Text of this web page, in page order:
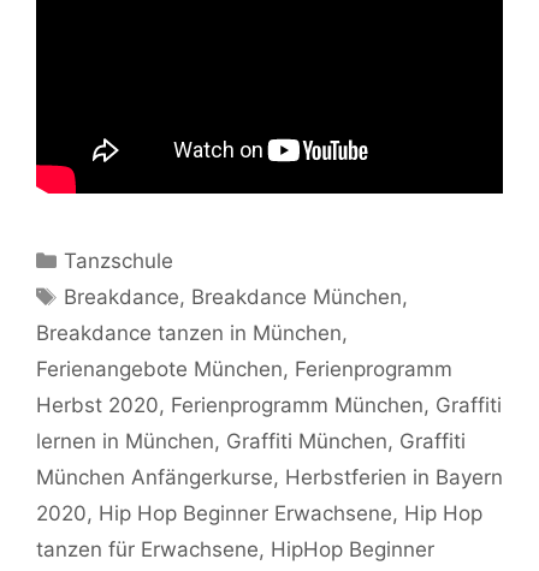
Kategorien
Tanzschule
Schlagwörter
Breakdance, Breakdance München,
Breakdance tanzen in München,
Ferienangebote München, Ferienprogramm
Herbst 2020, Ferienprogramm München, Graffiti
lernen in München, Graffiti München, Graffiti
München Anfängerkurse, Herbstferien in Bayern
2020, Hip Hop Beginner Erwachsene, Hip Hop
tanzen für Erwachsene, HipHop Beginner